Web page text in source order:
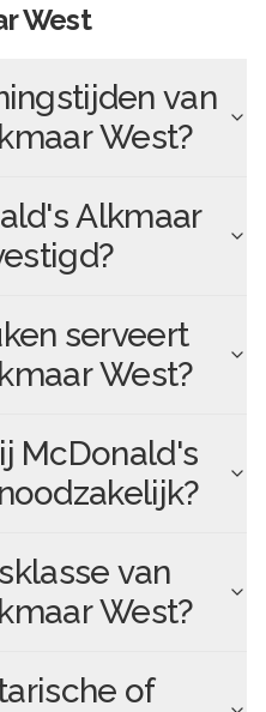
West
van
West?
Alkmaar
serveert
West?
McDonald's
van
West?
of